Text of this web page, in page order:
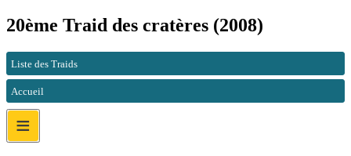
20ème Traid des cratères (2008)
Liste des Traids
Accueil
≡